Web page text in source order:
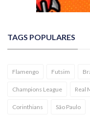
TAGS POPULARES
Flamengo Futsim
Champions League Real
Corinthians São Paulo